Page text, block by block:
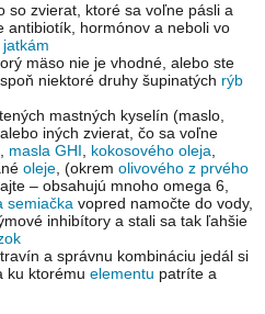
so zvierat, ktoré sa voľne pásli a
antibiotík, hormónov a neboli vo
jatkám
mäso nie je vhodné, alebo ste
niektoré druhy šupinatých rýb
mastných kyselín (maslo,
iných zvierat, čo sa voľne
masla GHI kokosového oleja
oleje , (okrem olivového z prvého
– obsahujú mnoho omega 6,
semiačka vopred namočte do vody,
inhibítory a stali sa tak ľahšie
a správnu kombináciu jedál si
ku ktorému elementu patríte a